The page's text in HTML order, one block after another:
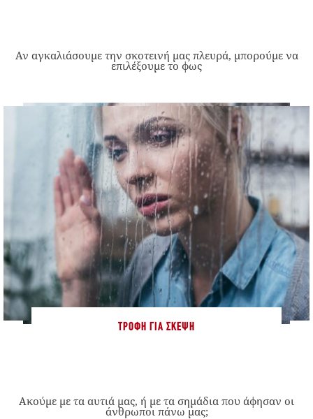
Αν αγκαλιάσουμε την σκοτεινή μας πλευρά, μπορούμε να
επιλέξουμε το φως
ΤΡΟΦΉ ΓΙΑ ΣΚΈΨΗ
Ακούμε με τα αυτιά μας, ή με τα σημάδια που άφησαν οι
άνθρωποι πάνω μας;